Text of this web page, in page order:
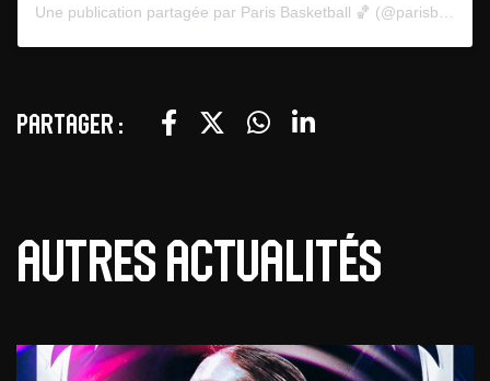
Partager :
Autres actualités